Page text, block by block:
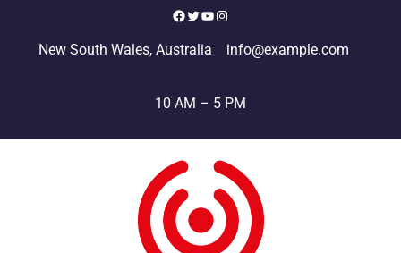
容
Facebook
X YouTube
Instagram
New South Wales, Australia info@example.com
10 AM – 5 PM